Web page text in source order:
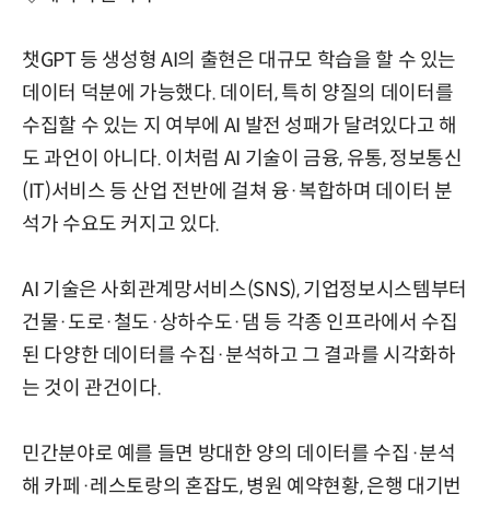
챗GPT 등 생성형 AI의 출현은 대규모 학습을 할 수 있는
데이터 덕분에 가능했다. 데이터, 특히 양질의 데이터를
수집할 수 있는 지 여부에 AI 발전 성패가 달려있다고 해
도 과언이 아니다. 이처럼 AI 기술이 금융, 유통, 정보통신
(IT)서비스 등 산업 전반에 걸쳐 융·복합하며 데이터 분
석가 수요도 커지고 있다.
AI 기술은 사회관계망서비스(SNS), 기업정보시스템부터
건물·도로·철도·상하수도·댐 등 각종 인프라에서 수집
된 다양한 데이터를 수집·분석하고 그 결과를 시각화하
는 것이 관건이다.
민간분야로 예를 들면 방대한 양의 데이터를 수집·분석
해 카페·레스토랑의 혼잡도, 병원 예약현황, 은행 대기번